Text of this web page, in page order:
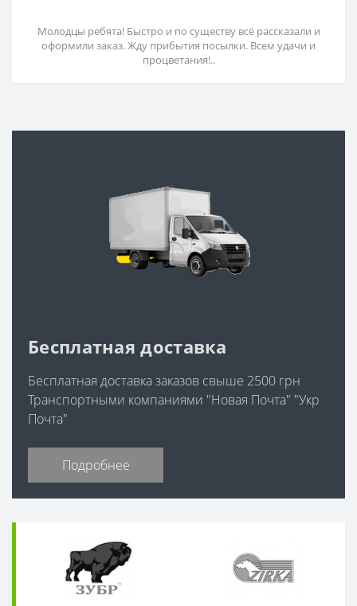
Молодцы ребята! Быстро и по существу всё рассказали и
оформили заказ. Жду прибытия посылки. Всем удачи и
процветания!..
Бесплатная доставка
Бесплатная доставка заказов свыше 2500 грн
Транспортными компаниями "Новая Почта" "Укр
Почта"
Подробнее